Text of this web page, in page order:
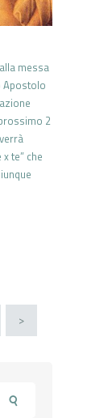
messa
Apostolo
2
te” che
>